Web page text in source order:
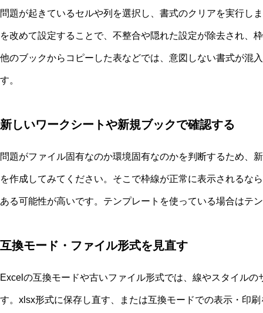
問題が起きているセルや列を選択し、書式のクリアを実行し
を改めて設定することで、不整合や隠れた設定が除去され、
他のブックからコピーした表などでは、意図しない書式が混
す。
新しいワークシートや新規ブックで確認する
問題がファイル固有なのか環境固有なのかを判断するため、
を作成してみてください。そこで枠線が正常に表示されるな
ある可能性が高いです。テンプレートを使っている場合はテ
互換モード・ファイル形式を見直す
Excelの互換モードや古いファイル形式では、線やスタイル
す。xlsx形式に保存し直す、または互換モードでの表示・印